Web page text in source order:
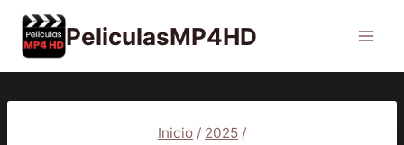
Saltar
contenido
PeliculasMP4HD
Inicio / 2025 /